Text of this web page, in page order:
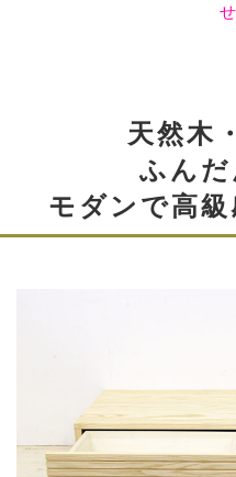
天然木
ふんだ
モダンで高